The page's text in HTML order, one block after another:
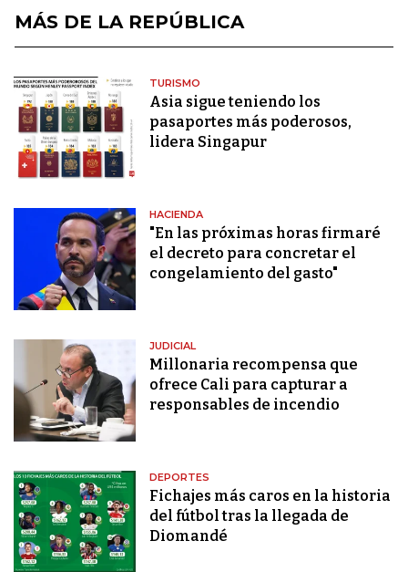
MÁS DE LA REPÚBLICA
TURISMO
Asia sigue teniendo los
pasaportes más poderosos,
lidera Singapur
HACIENDA
"En las próximas horas firmaré
el decreto para concretar el
congelamiento del gasto"
JUDICIAL
Millonaria recompensa que
ofrece Cali para capturar a
responsables de incendio
DEPORTES
Fichajes más caros en la historia
del fútbol tras la llegada de
Diomandé